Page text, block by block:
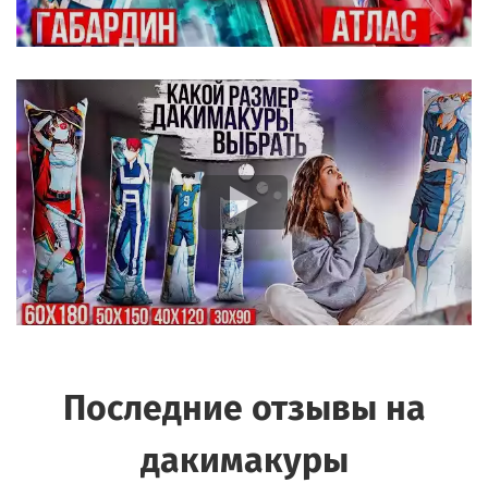
Последние отзывы на
дакимакуры